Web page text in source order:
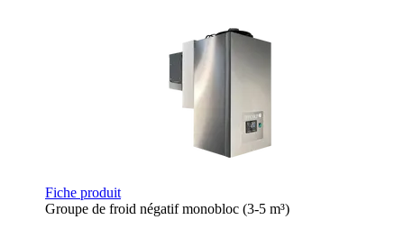
Fiche produit
Groupe de froid négatif monobloc (3-5 m³)